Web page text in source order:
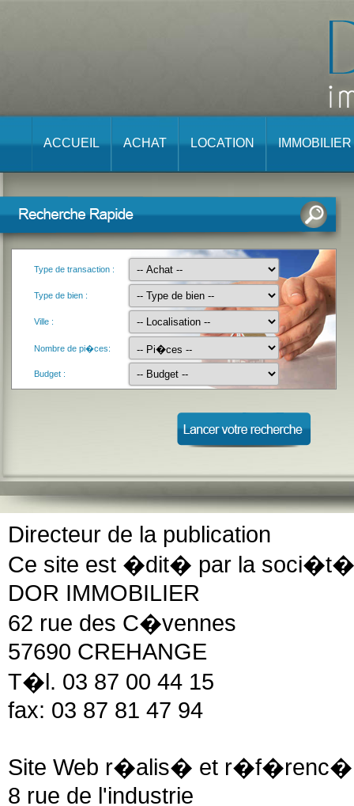
ACCUEIL ACHAT LOCATION
Type de transaction :
Type de bien :
Ville :
Nombre de pi�ces:
Budget :
Directeur de la publication
Ce site est �dit� par la soci�t�
DOR IMMOBILIER
62 rue des C�vennes
57690 CREHANGE
T�l. 03 87 00 44 15
fax: 03 87 81 47 94
Site Web r�alis� et r�f�renc�
8 rue de l'industrie